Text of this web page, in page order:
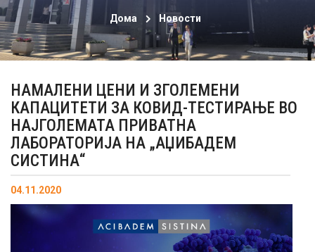
Дома Новости
НАМАЛЕНИ ЦЕНИ И ЗГОЛЕМЕНИ
КАПАЦИТЕТИ ЗА КОВИД-ТЕСТИРАЊЕ ВО
НАЈГОЛЕМАТА ПРИВАТНА
ЛАБОРАТОРИЈА НА „АЏИБАДЕМ
СИСТИНА“
04.11.2020